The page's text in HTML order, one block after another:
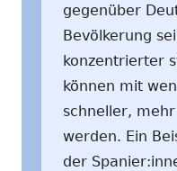
gegenüber
Bevölkerung
konzentrierter
können mit
schneller,
werden. Ein
der